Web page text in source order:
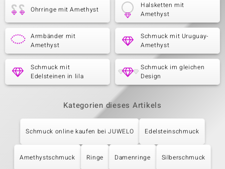
Ohrringe mit Amethyst
Halsketten mit
Amethyst
Armbänder mit
Amethyst
Schmuck mit Uruguay-
Amethyst
Schmuck mit
Edelsteinen in lila
Schmuck im gleichen
Design
Kategorien dieses Artikels
Schmuck online kaufen bei JUWELO Edelsteinschmuck
Amethystschmuck Ringe Damenringe Silberschmuck